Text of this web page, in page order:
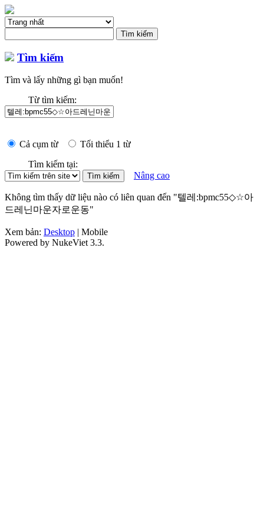
Tìm kiếm
Tìm và lấy những gì bạn muốn!
Từ tìm kiếm:
Cả cụm từ
Tối thiểu 1 từ
Tìm kiếm tại:
Nâng cao
Không tìm thấy dữ liệu nào có liên quan đến "텔레:bpmc55◇☆아
드레닌마운자로운동"
Xem bản: Desktop | Mobile
Powered by NukeViet 3.3.